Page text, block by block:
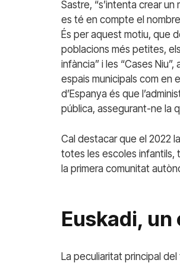
Sastre, “s’intenta crear
es té en compte el
És per aquest motiu, que
poblacions més petites,
infància” i les “Cases
espais municipals com en
d’Espanya és que
pública, assegurant-ne la
Cal destacar que el 2022
totes les escoles infantils,
la primera comunitat
Euskadi,
La peculiaritat principal